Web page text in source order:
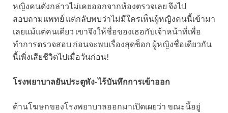
หญิงคนดังกล่าวไม่เคยออกจากห้องตรวจเลย จึงไป
สอบถามแพทย์ แต่กลับพบว่าไม่มีใครเห็นผู้หญิงคนนี้เข้ามา
เลยแม้แต่คนเดียว เขาจึงให้ชื่อของเธอกับเจ้าหน้าที่เพื่อ
ทำการตรวจสอบ ก่อนจะพบเรื่องสุดช็อก ผู้หญิงชื่อเดียวกัน
นี้เพิ่งเสียชีวิตไปเมื่อวันก่อน!
โรงพยาบาลยันประตูพัง-ไร้บันทึกการเข้าออก
ด้านโฆษกของโรงพยาบาลออกมาเปิดเผยว่า ขณะนี้อยู่